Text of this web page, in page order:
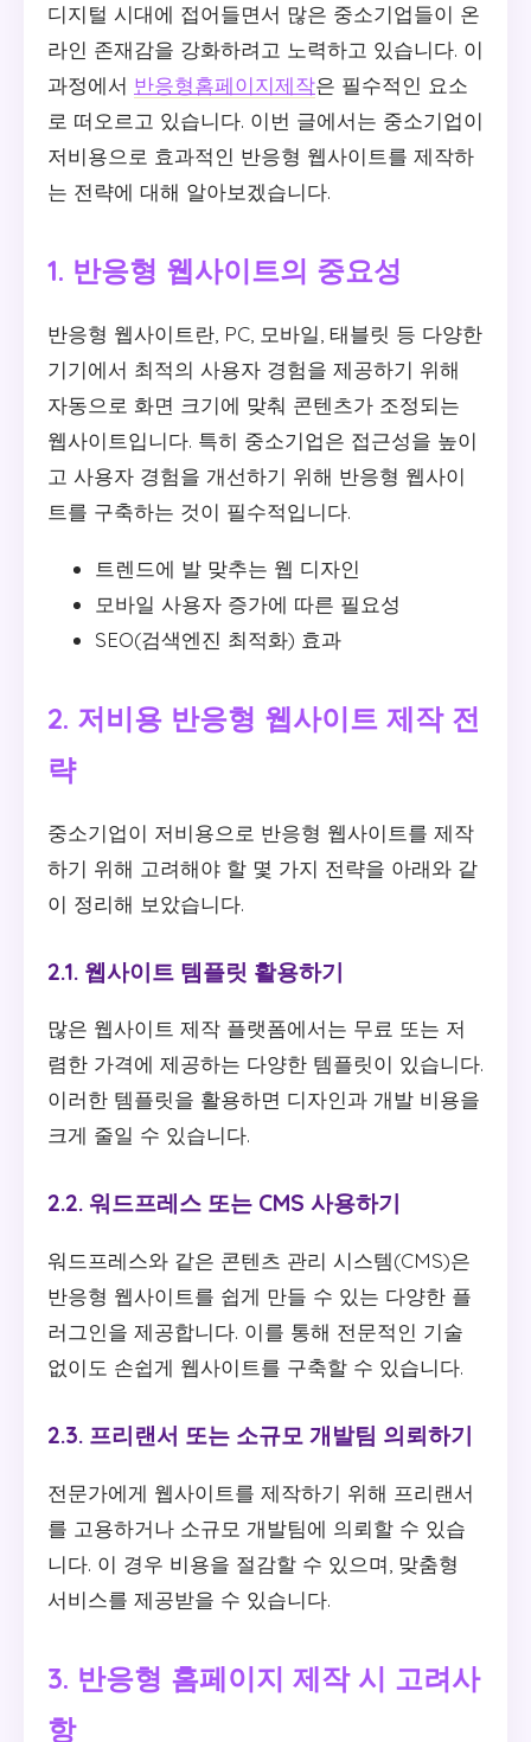
디지털 시대에 접어들면서 많은 중소기업들이 온
라인 존재감을 강화하려고 노력하고 있습니다. 이
과정에서 반응형홈페이지제작은 필수적인 요소
로 떠오르고 있습니다. 이번 글에서는 중소기업이
저비용으로 효과적인 반응형 웹사이트를 제작하
는 전략에 대해 알아보겠습니다.
1. 반응형 웹사이트의 중요성
반응형 웹사이트란, PC, 모바일, 태블릿 등 다양한
기기에서 최적의 사용자 경험을 제공하기 위해
자동으로 화면 크기에 맞춰 콘텐츠가 조정되는
웹사이트입니다. 특히 중소기업은 접근성을 높이
고 사용자 경험을 개선하기 위해 반응형 웹사이
트를 구축하는 것이 필수적입니다.
트렌드에 발 맞추는 웹 디자인
모바일 사용자 증가에 따른 필요성
SEO(검색엔진 최적화) 효과
2. 저비용 반응형 웹사이트 제작 전
략
중소기업이 저비용으로 반응형 웹사이트를 제작
하기 위해 고려해야 할 몇 가지 전략을 아래와 같
이 정리해 보았습니다.
2.1. 웹사이트 템플릿 활용하기
많은 웹사이트 제작 플랫폼에서는 무료 또는 저
렴한 가격에 제공하는 다양한 템플릿이 있습니다.
이러한 템플릿을 활용하면 디자인과 개발 비용을
크게 줄일 수 있습니다.
2.2. 워드프레스 또는 CMS 사용하기
워드프레스와 같은 콘텐츠 관리 시스템(CMS)은
반응형 웹사이트를 쉽게 만들 수 있는 다양한 플
러그인을 제공합니다. 이를 통해 전문적인 기술
없이도 손쉽게 웹사이트를 구축할 수 있습니다.
2.3. 프리랜서 또는 소규모 개발팀 의뢰하기
전문가에게 웹사이트를 제작하기 위해 프리랜서
를 고용하거나 소규모 개발팀에 의뢰할 수 있습
니다. 이 경우 비용을 절감할 수 있으며, 맞춤형
서비스를 제공받을 수 있습니다.
3. 반응형 홈페이지 제작 시 고려사
항